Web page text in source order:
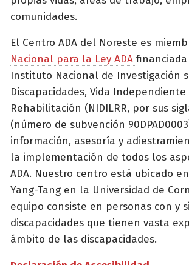
comunidades.
El Centro ADA del Noreste es
Nacional para la Ley ADA
Instituto Nacional de Investigación
Discapacidades, Vida Independiente
Rehabilitación (NIDILRR, por sus
(número de subvención
información, asesoría y
la implementación de todos los
ADA. Nuestro centro está ubicado
Yang-Tang en la Universidad de
equipo consiste en personas con y
discapacidades que tienen vasta
ámbito de las discapacidades.